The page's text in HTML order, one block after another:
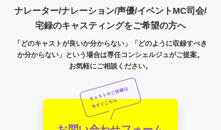
ナレーター/ナレーション/声優/イベントMC司会/
宅録のキャスティングをご希望の方へ
「どのキャストが良いか分からない」「どのように収録すべき
か分からない」という場合は専任コンシェルジュがご提案。
お気軽にご相談ください。